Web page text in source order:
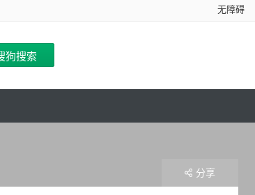
无障碍
分享